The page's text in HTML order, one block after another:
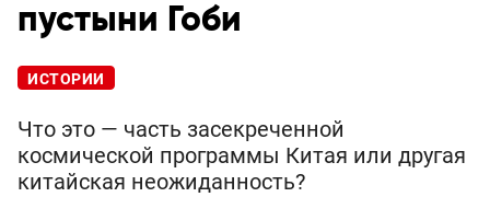
пустыни Гоби
ИСТОРИИ
Что это — часть засекреченной
космической программы Китая или другая
китайская неожиданность?